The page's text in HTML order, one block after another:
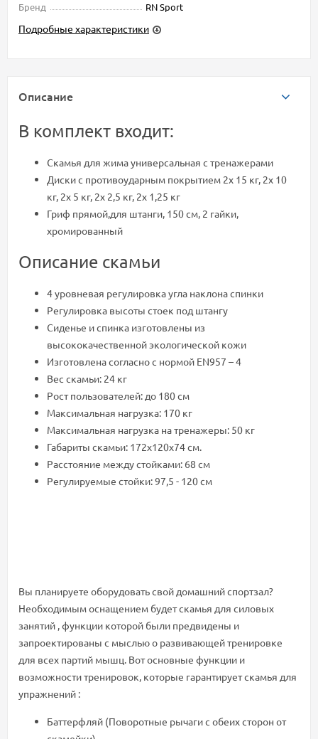
Бренд RN Sport
Подробные характеристики
Описание
В комплект входит:
Скамья для жима универсальная с тренажерами
Диски с противоударным покрытием 2х 15 кг, 2x 10
кг, 2x 5 кг, 2x 2,5 кг, 2x 1,25 кг
Гриф прямой,для штанги, 150 см, 2 гайки,
хромированный
Описание скамьи
4 уровневая регулировка угла наклона спинки
Регулировка высоты стоек под штангу
Cиденье и спинка изготовлены из
высококачественной экологической кожи
Изготовлена согласно с нормой EN957 – 4
Вес скамьи: 24 кг
Рост пользователей: до 180 см
Максимальная нагрузка: 170 кг
Максимальная нагрузка на тренажеры: 50 кг
Габариты скамьи: 172x120x74 см.
Расстояние между стойками: 68 см
Регулируемые стойки: 97,5 - 120 см
Вы планируете оборудовать свой домашний спортзал?
Необходимым оснащением будет скамья для силовых
занятий , функции которой были предвидены и
запроектированы с мыслью о развивающей тренировке
для всех партий мышц. Вот основные функции и
возможности тренировок, которые гарантирует скамья для
упражнений :
Баттерфляй (Поворотные рычаги с обеих сторон от